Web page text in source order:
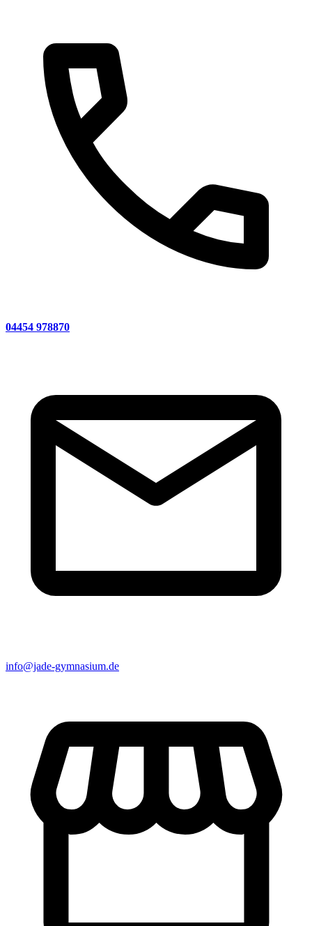
04454 978870
info@jade-gymnasium.de